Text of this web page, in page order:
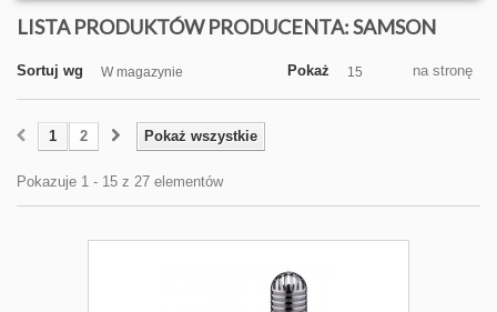
LISTA PRODUKTÓW PRODUCENTA: SAMSON
Sortuj wg W magazynie Pokaż 15 na stronę
Pokaż wszystkie
1 2
Pokazuje 1 - 15 z 27 elementów